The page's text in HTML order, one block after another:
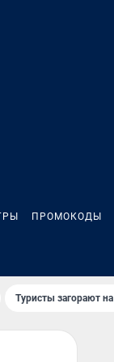
ПРОМОКОДЫ
Туристы загорают